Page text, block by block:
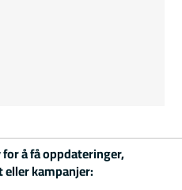
å få oppdateringer,
kampanjer: